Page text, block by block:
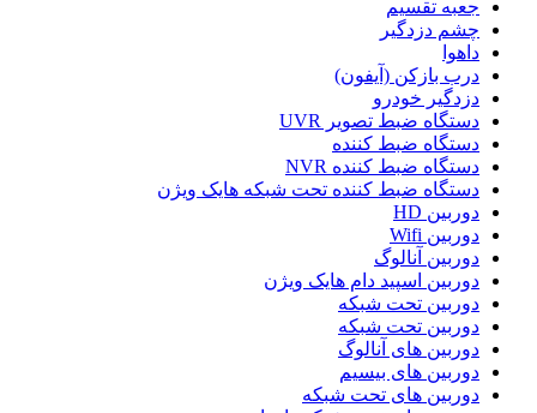
جعبه تقسیم
چشم دزدگیر
داهوا
درب بازکن (آیفون)
دزدگیر خودرو
دستگاه ضبط تصویر UVR
دستگاه ضبط کننده
دستگاه ضبط کننده NVR
دستگاه ضبط کننده تحت شبکه هایک ویژن
دوربین HD
دوربین Wifi
دوربین آنالوگ
دوربین اسپید دام هایک ویژن
دوربین تحت شبکه
دوربین تحت شبکه
دوربین های آنالوگ
دوربین های بیسیم
دوربین های تحت شبکه